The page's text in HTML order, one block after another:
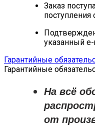
Заказ
поступления
указанный
Гарантийные
Гарантийные
На всё
от